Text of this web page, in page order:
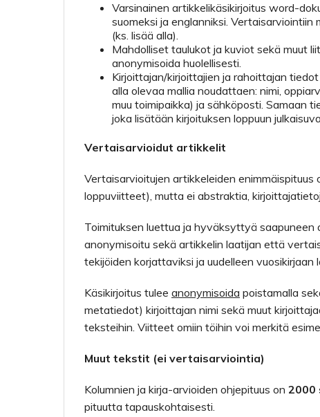
Varsinainen artikkelikäsikirjoitus word-
suomeksi ja englanniksi.
(ks. lisää alla).
Mahdolliset taulukot ja kuviot sekä muut
anonymisoida huolellisesti.
Kirjoittajan/kirjoittajien ja rahoittajan
alla olevaa mallia noudattaen: nimi,
muu toimipaikka) ja sähköposti. Samaan
joka lisätään kirjoituksen loppuun
Vertaisarvioidut artikkelit
Vertaisarvioitujen artikkeleiden enimmäispituus
loppuviitteet), mutta ei abstraktia,
Toimituksen luettua ja hyväksyttyä
anonymisoitu sekä artikkelin laatijan että
tekijöiden korjattaviksi ja uudelleen vuosikirjaan
Käsikirjoitus tulee anonymisoida poistamalla
metatiedot) kirjoittajan nimi sekä muut
teksteihin. Viitteet omiin töihin voi merkitä
Muut tekstit (ei vertaisarviointia)
Kolumnien ja kirja-arvioiden ohjepituus on 2000
pituutta tapauskohtaisesti.